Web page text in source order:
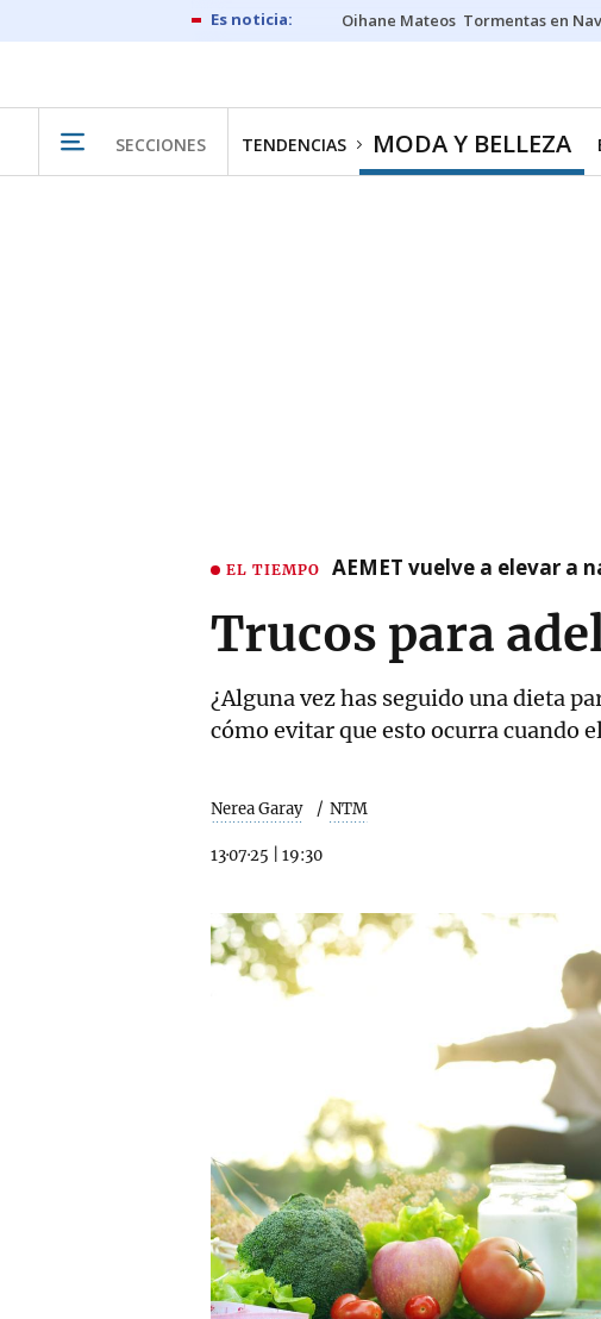
Oihane Mateos Tormentas en
SECCIONES TENDENCIAS MODA Y BELLEZA
EL TIEMPO AEMET vuelve a elevar a
Trucos para
¿Alguna vez has seguido una dieta
cómo evitar que esto ocurra cuando
Nerea Garay NTM
13·07·25 19:30